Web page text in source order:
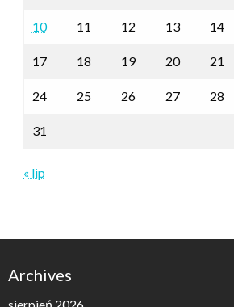
10 11 12 13 14
17 18 19 20 21
24 25 26 27 28
31
« lip
Archives
sierpień 2026